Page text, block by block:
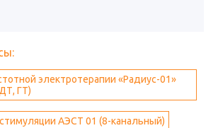
электротерапии «Радиус-01»
ГТ)
АЭСТ 01 (8-канальный)